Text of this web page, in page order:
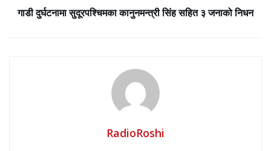
गाडी दुर्घटनामा सुदूरपश्चिमका कानुनमन्त्री सिंह सहित ३ जनाको निधन
RadioRoshi